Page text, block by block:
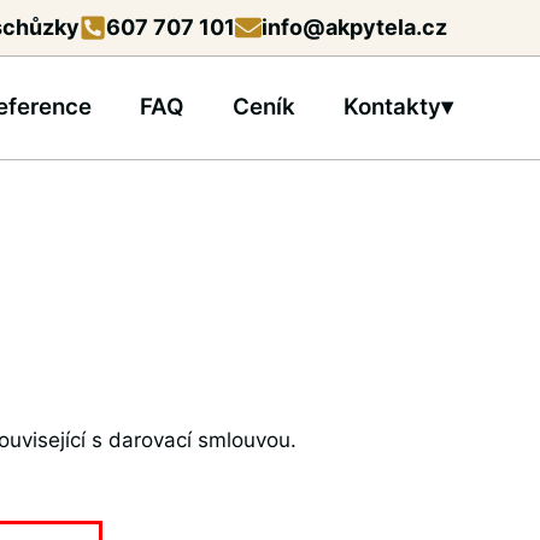
607 707 101 info@akpytela.cz
FAQ Ceník Kontakty▾
s darovací smlouvou.